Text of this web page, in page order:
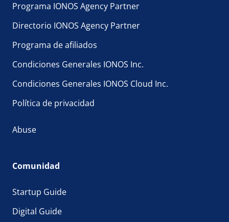
Programa IONOS Agency Partner
Directorio IONOS Agency Partner
Programa de afiliados
Condiciones Generales IONOS Inc.
Condiciones Generales IONOS Cloud Inc.
Política de privacidad
Abuse
Comunidad
Startup Guide
Digital Guide